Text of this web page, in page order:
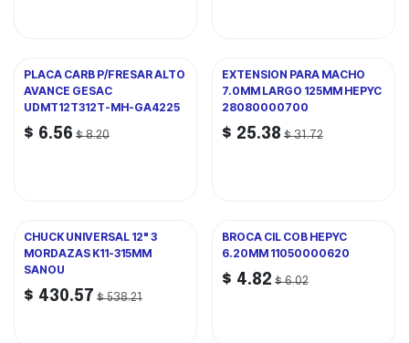
PLACA CARB P/FRESAR ALTO
AVANCE GESAC
UDMT12T312T-MH-GA4225
$ 6.56 $8.20
EXTENSION PARA MACHO
7.0MM LARGO 125MM HEPYC
28080000700
$ 25.38 $31.72
CHUCK UNIVERSAL 12" 3
MORDAZAS K11-315MM
SANOU
$ 430.57 $538.21
BROCA CIL COB HEPYC
6.20MM 11050000620
$ 4.82 $6.02